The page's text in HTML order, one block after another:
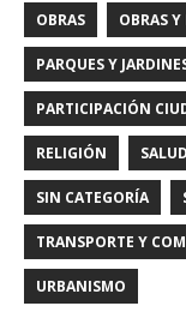
OBRAS OBRAS
PARQUES Y
PARTICIPACIÓN
RELIGIÓN SALUD
SIN CATEGORÍA
TRANSPORTE Y
URBANISMO